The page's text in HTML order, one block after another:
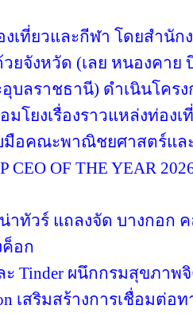
งเที่ยวและกีฬา โดยสำนั
ยจังหวัด (เลย หนองคา
บลราชธานี) ดำเนินโคร
มโยงเรื่องราวแหล่งท่อง
บมือคณะพาณิชยศาสตร์แ
CEO OF THE YEAR
าทัวร์ แถลงจัด บางกอก
อก
ละ Tinder ผนึกกรมสุขภา
เสริมสร้างการเชื่อมต่อ